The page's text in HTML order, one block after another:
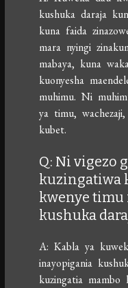
kushuka daraja
kuna faida
mara nyingi
mabaya, kuna
kuonyesha
muhimu. Ni
ya timu,
kubet.
Q: Ni vigezo
kuzingatiwa
kwenye
kushuka
A: Kabla ya
inayopigania
kuzingatia mambo